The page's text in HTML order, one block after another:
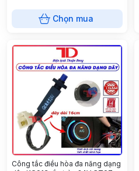
Chọn mua
Công tắc điều hòa đa năng dạng